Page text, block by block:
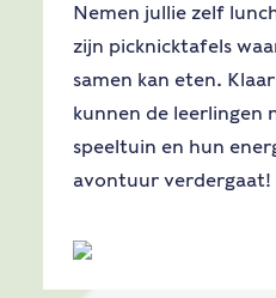
Nemen jullie zelf
zijn picknicktafels
samen kan eten.
kunnen de leerlingen
speeltuin en hun
avontuur verdergaat!